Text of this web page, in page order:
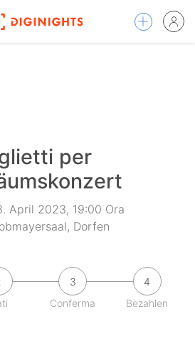
per
April 2023, 19:00 Ora
Dorfen
3
Conferma
4
Bezahlen